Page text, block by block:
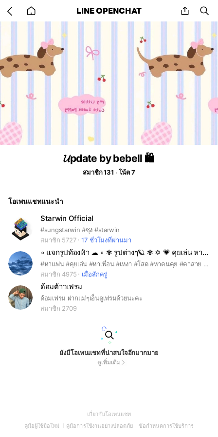
back LINE OPENCHAT share
𝓤pdate by bebell 🛍️
สมาชิก 131 โน้ต 7
โอเพนแชทแนะนำ
Starwin Official
#sungstarwin #ซุง #starwin
สมาชิก 5727
17 ชั่วโมงที่ผ่านมา
∘ แจกรูปท้องฟ้า ☁ ∘ ✾ รูปต่างๆ🪐 ✾ ✡︎ 💗 คุยเล่น หาเพื่อน 🎀 ✡︎
#หาแฟน #คุยเล่น #หาเพื่อน #เหงา #โสด #หาคนคุย #คาสาย #หาคนรู้ใจ เข้ามาคุยได้เลยค่ะ
สมาชิก 4975
เมื่อสักครู่
ด้อมต้าวเฟรม
ด้อมเฟรม ฝากแม่ๆเอ็นดูเฟรมด้วยนะคะ
สมาชิก 2709
ยังมีโอเพนแชทที่น่าสนใจอีกมากมาย
ดูเพิ่มเติม
เกี่ยวกับโอเพนแชท(Open
in
คู่มือผู้ใช้มือใหม่
(Open
คู่มือการใช้งานอย่างปลอดภัย(Open
ข้อกำหนดการใช้บริการ(Open